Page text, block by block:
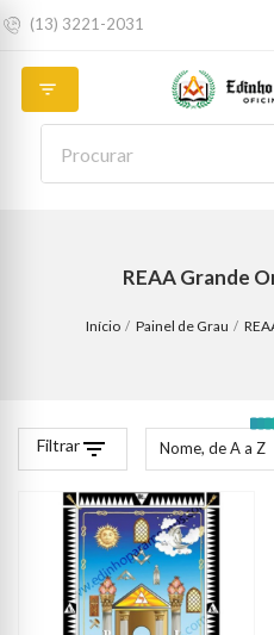
(13) 3221-2031

REAA Grande
Início Painel de Grau
Filtrarfilter_list Nome, de A a Z